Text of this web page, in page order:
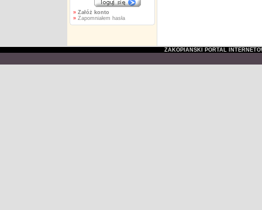
» Załóż konto
»Zapomniałem hasła
ZAKOPIAŃSKI PORTAL